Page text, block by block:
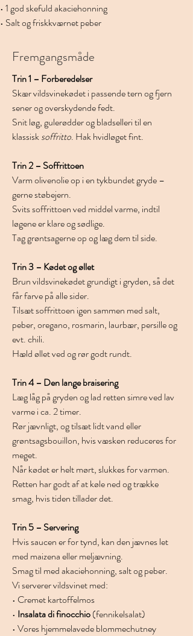
• 1 god skefuld akaciehonning
• Salt og friskkværnet peber
Fremgangsmåde
Trin 1 – Forberedelser
Skær vildsvinekødet i passende tern og fjern
sener og overskydende fedt.
Snit løg, gulerødder og bladselleri til en
klassisk soffritto. Hak hvidløget fint.
Trin 2 – Soffrittoen
Varm olivenolie op i en tykbundet gryde –
gerne støbejern.
Svits soffrittoen ved middel varme, indtil
løgene er klare og sødlige.
Tag grøntsagerne op og læg dem til side.
Trin 3 – Kødet og øllet
Brun vildsvinekødet grundigt i gryden, så det
får farve på alle sider.
Tilsæt soffrittoen igen sammen med salt,
peber, oregano, rosmarin, laurbær, persille og
evt. chili.
Hæld øllet ved og rør godt rundt.
Trin 4 – Den lange braisering
Læg låg på gryden og lad retten simre ved lav
varme i ca. 2 timer.
Rør jævnligt, og tilsæt lidt vand eller
grøntsagsbouillon, hvis væsken reduceres for
meget.
Når kødet er helt mørt, slukkes for varmen.
Retten har godt af at køle ned og trække
smag, hvis tiden tillader det.
Trin 5 – Servering
Hvis saucen er for tynd, kan den jævnes let
med maizena eller meljævning.
Smag til med akaciehonning, salt og peber.
Vi serverer vildsvinet med:
• Cremet kartoffelmos
• Insalata di finocchio (fennikelsalat)
• Vores hjemmelavede blommechutney